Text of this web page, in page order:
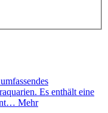
Es enthält eine
Mehr